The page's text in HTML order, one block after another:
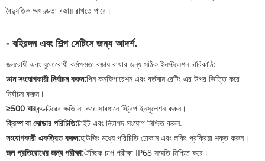
বৈদ্যুতিক অখণ্ডতা বজায় রাখতে পারে।
- বহিরঙ্গন এবং শিল্প সেটিংস জন্য আদর্শ.
জলরোধী এবং ধুলোরোধী কর্মক্ষমতা বজায় রাখার জন্য সঠিক ইনস্টলেশন চাবিকাঠি:
ডান সংযোগকারী নির্বাচন করুন:পিন কনফিগারেশন এবং বর্তমান রেটিং এর উপর ভিত্তি করে
নির্বাচন করুন।
≥500 বারকন্ডাক্টরের ক্ষতি না করে সাবধানে স্ট্রিপ ইনসুলেশন করুন।
ক্রিম্প বা সোল্ডার পরিচিতি:টাইট এবং নিরাপদ সংযোগ নিশ্চিত করুন.
সংযোগকারী একত্রিত করুন:হাউজিং মধ্যে পরিচিতি ঢোকান এবং লকিং প্রক্রিয়া শক্ত করুন।
জল প্রতিরোধের জন্য পরীক্ষা:ঐচ্ছিক চাপ পরীক্ষা IP68 সম্মতি নিশ্চিত করে।